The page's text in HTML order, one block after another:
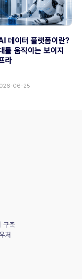
데이터 플랫폼이란?
를 움직이는 보이지
라
06-25
구축
처